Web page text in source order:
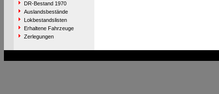
DR-Bestand 1970
Auslandsbestände
Lokbestandslisten
Erhaltene Fahrzeuge
Zerlegungen